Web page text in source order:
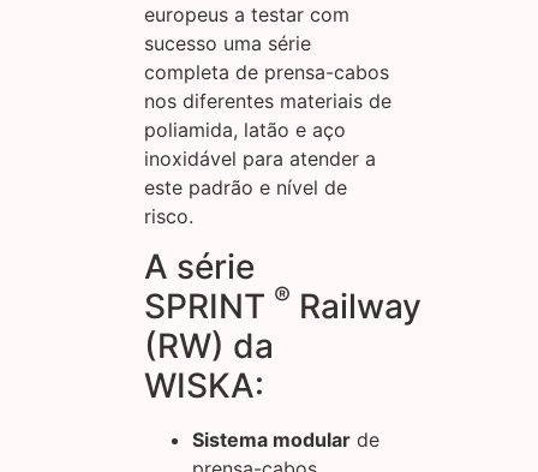
europeus a testar com
sucesso uma série
completa de prensa-cabos
nos diferentes materiais de
poliamida, latão e aço
inoxidável para atender a
este padrão e nível de
risco.
A série
SPRINT ® Railway
(RW) da
WISKA:
Sistema modular de